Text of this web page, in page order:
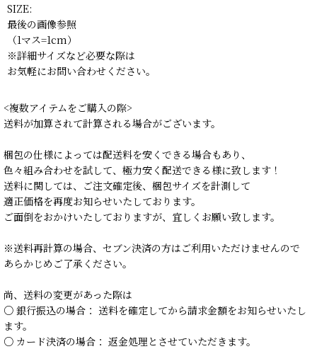
SIZE:
最後の画像参照
（1マス=1cm）
※詳細サイズなど必要な際は
お気軽にお問い合わせください。
<複数アイテムをご購入の際>
送料が加算されて計算される場合がございます。
梱包の仕様によっては配送料を安くできる場合もあり、
色々組み合わせを試して、極力安く配送できる様に致します！
送料に関しては、ご注文確定後、梱包サイズを計測して
適正価格を再度お知らせいたしております。
ご面倒をおかけいたしておりますが、宜しくお願い致します。
※送料再計算の場合、セブン決済の方はご利用いただけませんので
あらかじめご了承ください。
尚、送料の変更があった際は
○ 銀行振込の場合： 送料を確定してから請求金額をお知らせいたし
ます。
○ カード決済の場合： 返金処理とさせていただきます。